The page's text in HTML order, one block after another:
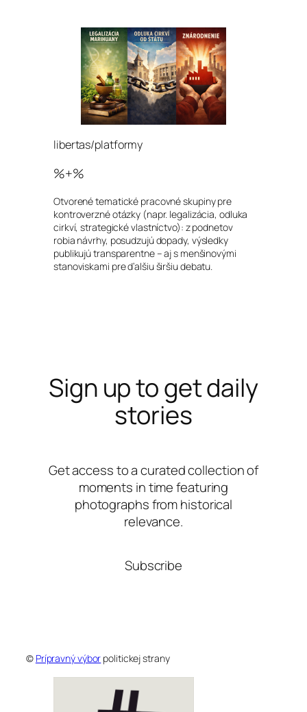
libertas/platformy
%+%
Otvorené tematické pracovné skupiny pre
kontroverzné otázky (napr. legalizácia, odluka
cirkví, strategické vlastníctvo): z podnetov
robia návrhy, posudzujú dopady, výsledky
publikujú transparentne – aj s menšinovými
stanoviskami pre ďalšiu širšiu debatu.
Sign up to get daily
stories
Get access to a curated collection of
moments in time featuring
photographs from historical
relevance.
Subscribe
© Prípravný výbor politickej strany